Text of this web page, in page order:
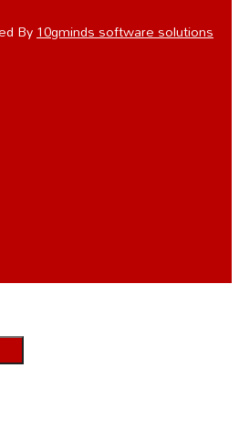
By10gminds software solutions